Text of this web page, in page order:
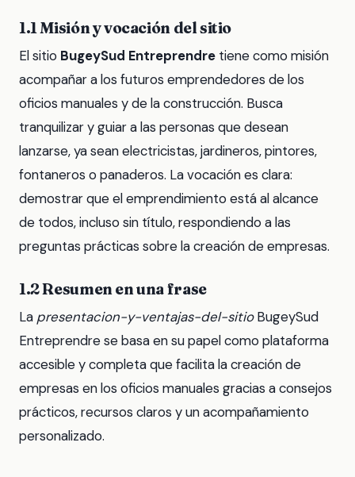
1.1 Misión y vocación del sitio
El sitio BugeySud Entreprendre tiene como misión
acompañar a los futuros emprendedores de los
oficios manuales y de la construcción. Busca
tranquilizar y guiar a las personas que desean
lanzarse, ya sean electricistas, jardineros, pintores,
fontaneros o panaderos. La vocación es clara:
demostrar que el emprendimiento está al alcance
de todos, incluso sin título, respondiendo a las
preguntas prácticas sobre la creación de empresas.
1.2 Resumen en una frase
La presentacion-y-ventajas-del-sitioBugeySud
Entreprendre se basa en su papel como plataforma
accesible y completa que facilita la creación de
empresas en los oficios manuales gracias a consejos
prácticos, recursos claros y un acompañamiento
personalizado.